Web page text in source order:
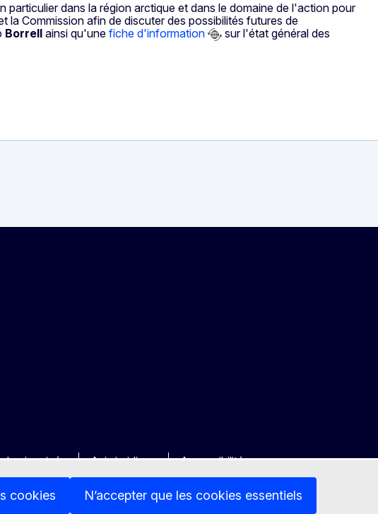
cookies N’accepter que les cookies essentiels
dans la région arctique et dans le domaine de l'action pour
Commission afin de discuter des possibilités futures de
Borrell ainsi qu'une fiche d'information
sur l'état général des
la vie privée Avis juridique Accessibilité